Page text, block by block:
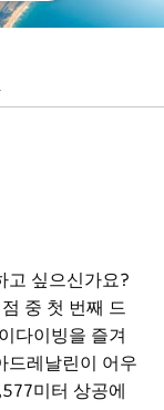
고 싶으신가요?
중 첫 번째 드
다이빙을 즐겨
드레날린이 어우
미터 상공에